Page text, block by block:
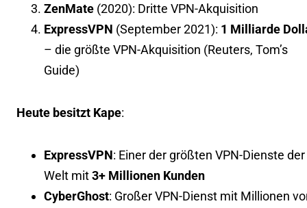
ZenMate (2020): Dritte VPN-Akquisition
ExpressVPN (September 2021): 1 Milliarde
– die größte VPN-Akquisition (Reuters, Tom’s
Guide)
Heute besitzt Kape:
ExpressVPN: Einer der größten VPN-Dienste der
Welt mit3+ Millionen Kunden
CyberGhost: Großer VPN-Dienst mit Millionen